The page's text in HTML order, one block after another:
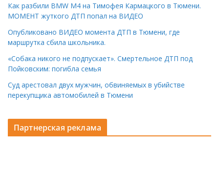
Как разбили BMW M4 на Тимофея Кармацкого в Тюмени.
МОМЕНТ жуткого ДТП попал на ВИДЕО
Опубликовано ВИДЕО момента ДТП в Тюмени, где
маршрутка сбила школьника.
«Собака никого не подпускает». Смертельное ДТП под
Пойковским: погибла семья
Суд арестовал двух мужчин, обвиняемых в убийстве
перекупщика автомобилей в Тюмени
Партнерская реклама